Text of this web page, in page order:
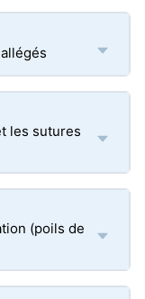
les sutures
(poils de